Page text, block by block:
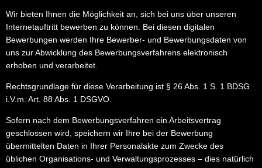
Wir bieten Ihnen die Möglichkeit an, sich bei uns über unseren
Internetauftritt bewerben zu können. Bei diesen digitalen
Bewerbungen werden Ihre Bewerber- und Bewerbungsdaten von
uns zur Abwicklung des Bewerbungsverfahrens elektronisch
erhoben und verarbeitet.
Rechtsgrundlage für diese Verarbeitung ist § 26 Abs. 1 S. 1 BDSG
i.V.m. Art. 88 Abs. 1 DSGVO.
Sofern nach dem Bewerbungsverfahren ein Arbeitsvertrag
geschlossen wird, speichern wir Ihre bei der Bewerbung
übermittelten Daten in Ihrer Personalakte zum Zwecke des
üblichen Organisations- und Verwaltungsprozesses – dies natürlich